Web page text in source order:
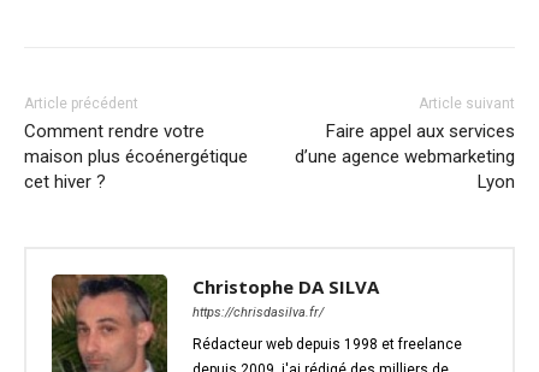
Article précédent
Comment rendre votre
maison plus écoénergétique
cet hiver ?
Article suivant
Faire appel aux services
d’une agence webmarketing
Lyon
Christophe DA SILVA
https://chrisdasilva.fr/
Rédacteur web depuis 1998 et freelance